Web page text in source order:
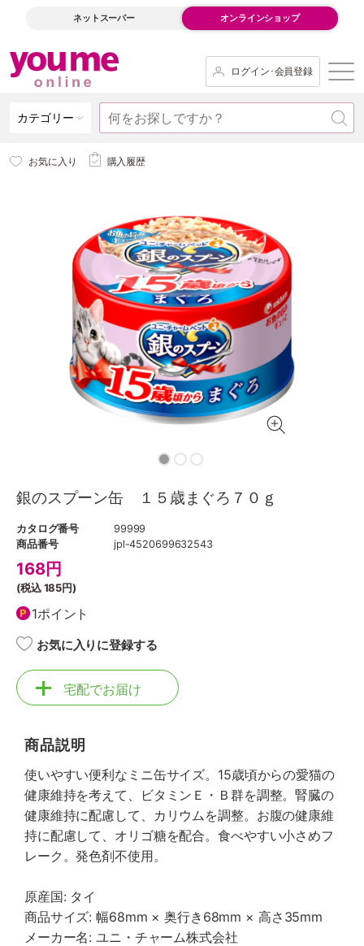
ネットスーパー オンラインショップ
ログイン･会員登録
カテゴリー
お気に入り 購入履歴
銀のスプーン缶 １５歳まぐろ７０ｇ
カタログ番号
99999
商品番号
jpl-4520699632543
168円
(税込185円)
1ポイント
お気に入りに登録する
宅配でお届け
商品説明
使いやすい便利なミニ缶サイズ。15歳頃からの愛猫の
健康維持を考えて、ビタミンＥ・Ｂ群を調整。腎臓の
健康維持に配慮して、カリウムを調整。お腹の健康維
持に配慮して、オリゴ糖を配合。食べやすい小さめフ
レーク。発色剤不使用。
原産国: タイ
商品サイズ: 幅68mm × 奥行き68mm × 高さ35mm
メーカー名: ユニ・チャーム株式会社